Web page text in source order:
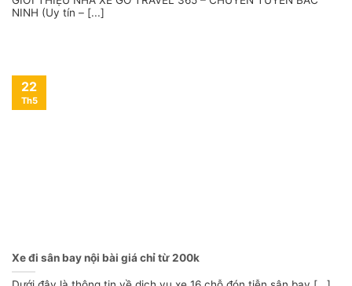
NINH (Uy tín – [...]
Xe đi sân bay nội bài giá chỉ từ 200k
22
Th5